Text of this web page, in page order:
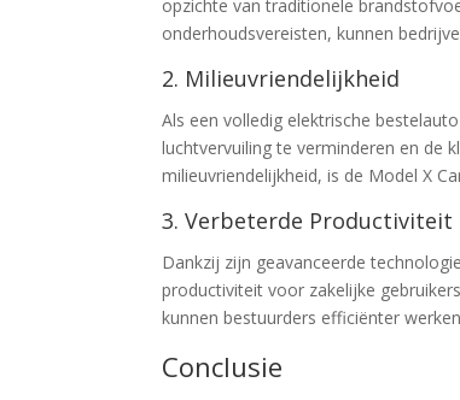
opzichte van traditionele
onderhoudsvereisten, kunnen
2. Milieuvriendelijkheid
Als een volledig elektrische
luchtvervuiling te verminderen en de
milieuvriendelijkheid, is de Model X
3. Verbeterde Productiviteit
Dankzij zijn geavanceerde
productiviteit voor zakelijke
kunnen bestuurders efficiënter
Conclusie